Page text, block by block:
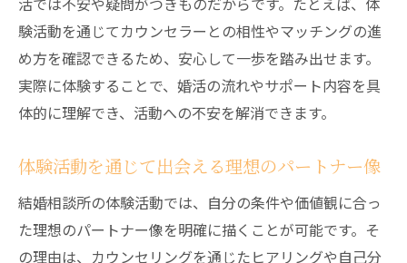
験活動を通じてカウンセラーとの相性やマッチングの進
め方を確認できるため、安心して一歩を踏み出せます。
実際に体験することで、婚活の流れやサポート内容を具
体的に理解でき、活動への不安を解消できます。
体験活動を通じて出会える理想のパートナー像
結婚相談所の体験活動では、自分の条件や価値観に合っ
た理想のパートナー像を明確に描くことが可能です。そ
の理由は、カウンセリングを通じたヒアリングや自己分